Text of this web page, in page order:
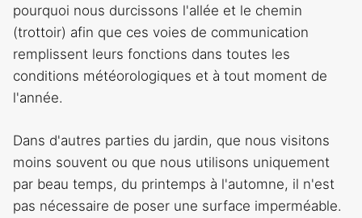
pourquoi nous durcissons l'allée et le chemin
(trottoir) afin que ces voies de communication
remplissent leurs fonctions dans toutes les
conditions météorologiques et à tout moment de
l'année.
Dans d'autres parties du jardin, que nous visitons
moins souvent ou que nous utilisons uniquement
par beau temps, du printemps à l'automne, il n'est
pas nécessaire de poser une surface imperméable.